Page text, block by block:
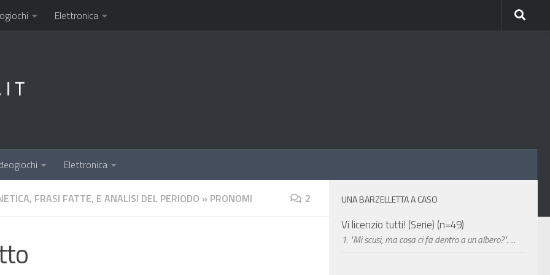
Elettronica
Elettronica
FRASI FATTE, E ANALISI DEL PERIODO » PRONOMI 2 UNA BARZELLETTA A CASO
Vi licenzio tutti! (Serie) (n=49)
1. "Mi scusi, ma cosa ci fa dentro a un albero?". ...